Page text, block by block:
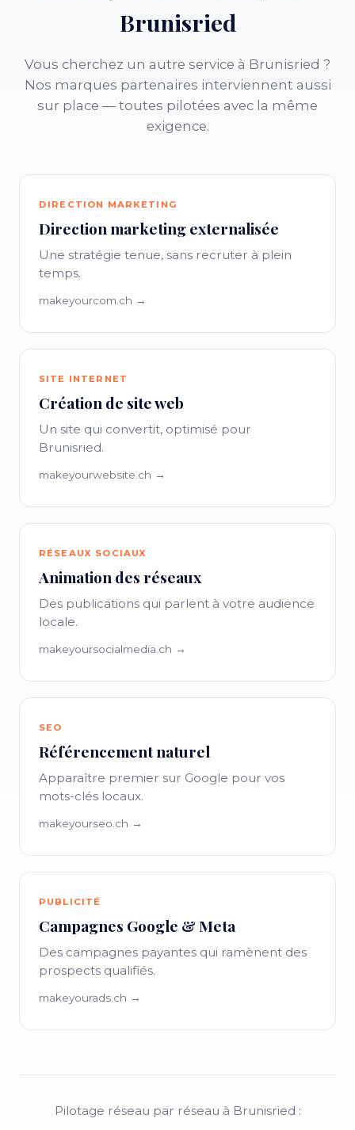
Brunisried
Vous cherchez un autre service à Brunisried ?
Nos marques partenaires interviennent aussi
sur place — toutes pilotées avec la même
exigence.
DIRECTION MARKETING
Direction marketing externalisée
Une stratégie tenue, sans recruter à plein
temps.
makeyourcom.ch →
SITE INTERNET
Création de site web
Un site qui convertit, optimisé pour
Brunisried.
makeyourwebsite.ch →
RÉSEAUX SOCIAUX
Animation des réseaux
Des publications qui parlent à votre audience
locale.
makeyoursocialmedia.ch →
SEO
Référencement naturel
Apparaître premier sur Google pour vos
mots-clés locaux.
makeyourseo.ch →
PUBLICITÉ
Campagnes Google & Meta
Des campagnes payantes qui ramènent des
prospects qualifiés.
makeyourads.ch →
Pilotage réseau par réseau à Brunisried :